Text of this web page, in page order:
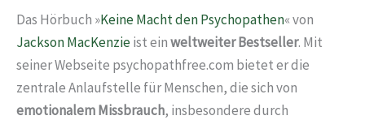
Das Hörbuch »Keine Macht den Psychopathen« von
Jackson MacKenzieist einweltweiter Bestseller. Mit
seiner Webseite psychopathfree.com bietet er die
zentrale Anlaufstelle für Menschen, die sich von
emotionalem Missbrauch, insbesondere durch